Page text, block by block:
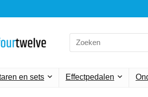
Search
for:
en sets Effectpedalen